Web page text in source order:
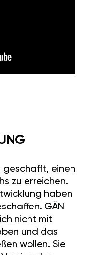
geschafft, einen
zu erreichen.
haben
GÄN
nicht mit
und das
wollen. Sie